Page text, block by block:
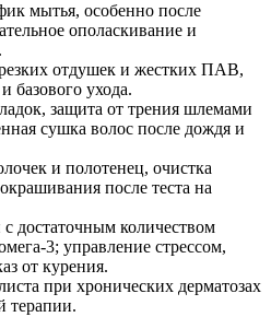
мытья, особенно после
ополаскивание и
отдушек и жестких ПАВ,
базового ухода.
защита от трения шлемами
сушка волос после дождя и
и полотенец, очистка
после теста на
достаточным количеством
управление стрессом,
от курения.
при хронических дерматозах
терапии.